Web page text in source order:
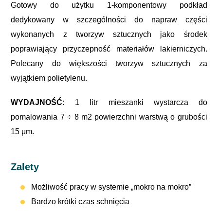
Gotowy do użytku 1-komponentowy podkład
dedykowany w szczególności do napraw części
wykonanych z tworzyw sztucznych jako środek
poprawiający przyczepność materiałów lakierniczych.
Polecany do większości tworzyw sztucznych za
wyjątkiem polietylenu.
WYDAJNOŚĆ: 1 litr mieszanki wystarcza do
pomalowania 7 ÷ 8 m2 powierzchni warstwą o grubości
15 μm.
Zalety
Możliwość pracy w systemie „mokro na mokro”
Bardzo krótki czas schnięcia